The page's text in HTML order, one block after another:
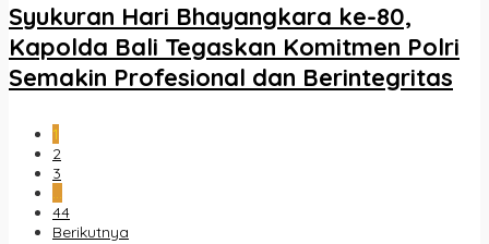
Syukuran Hari Bhayangkara ke-80,
Kapolda Bali Tegaskan Komitmen Polri
Semakin Profesional dan Berintegritas
1
2
3
…
44
Berikutnya